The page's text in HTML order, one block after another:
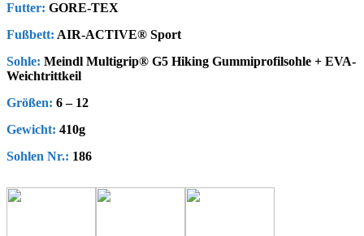
Futter: GORE-TEX
Fußbett: AIR-ACTIVE® Sport
Sohle: Meindl Multigrip® G5 Hiking Gummiprofilsohle + EVA-
Weichtrittkeil
Größen: 6 – 12
Gewicht: 410g
Sohlen Nr.: 186